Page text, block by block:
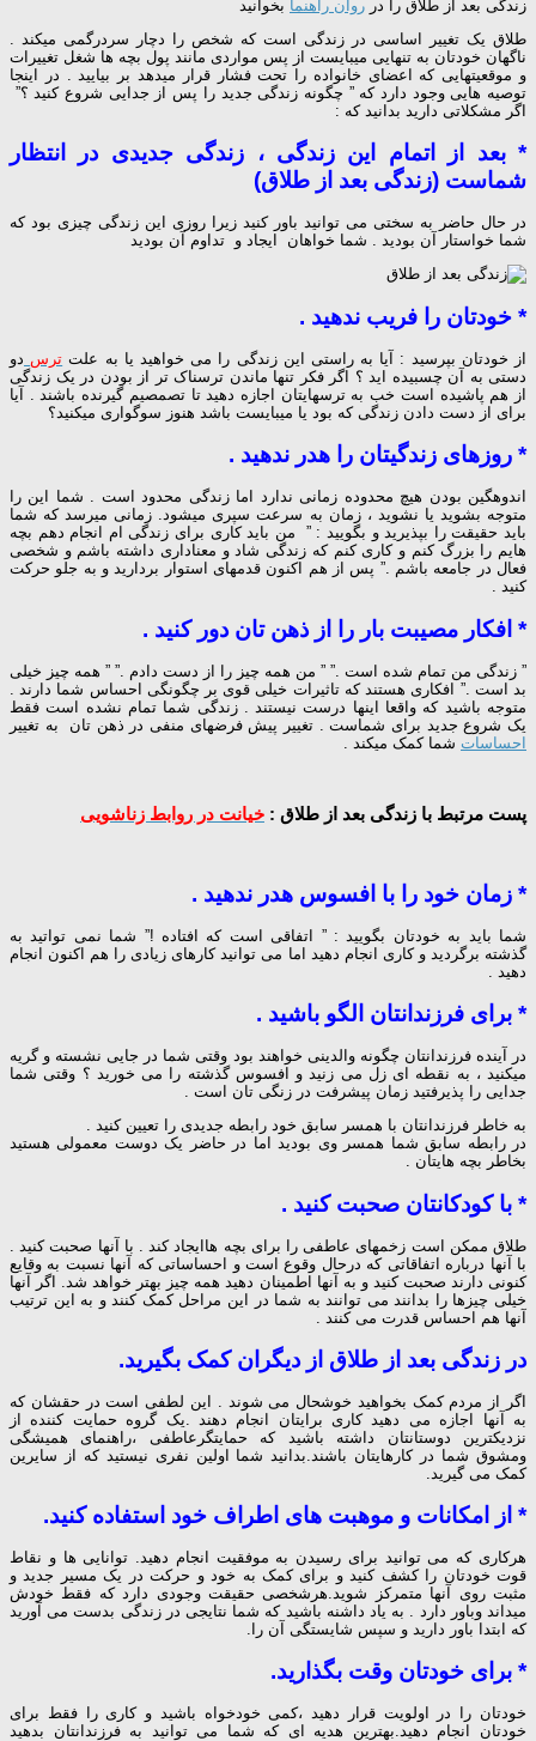
زندگی بعد از طلاق را در روان راهنما بخوانید
طلاق یک تغییر اساسی در زندگی است که شخص را دچار سردرگمی میکند .
ناگهان خودتان به تنهایی میبایست از پس مواردی مانند پول بچه ها شغل تغییرات
و موقعیتهایی که اعضای خانواده را تحت فشار قرار میدهد بر بیایید . در اینجا
توصیه هایی وجود دارد که ” چگونه زندگی جدید را پس از جدایی شروع کنید ؟”
اگر مشکلاتی دارید بدانید که :
* بعد از اتمام این زندگی ، زندگی جدیدی در انتظار
شماست (زندگی بعد از طلاق)
در حال حاضر به سختی می توانید باور کنید زیرا روزی این زندگی چیزی بود که
شما خواستار آن بودید . شما خواهان ایجاد و تداوم آن بودید
* خودتان را فریب ندهید .
از خودتان بپرسید : آیا به راستی این زندگی را می خواهید یا به علت ترس دو
دستی به آن چسبیده اید ؟ اگر فکر تنها ماندن ترسناک تر از بودن در یک زندگی
از هم پاشیده است خب به ترسهایتان اجازه دهید تا تصمصیم گیرنده باشند . آیا
برای از دست دادن زندگی که بود یا میبایست باشد هنوز سوگواری میکنید؟
* روزهای زندگیتان را هدر ندهید .
اندوهگین بودن هیچ محدوده زمانی ندارد اما زندگی محدود است . شما این را
متوجه بشوید یا نشوید ، زمان به سرعت سپری میشود. زمانی میرسد که شما
باید حقیقت را بپذیرید و بگویید : ” من باید کاری برای زندگی ام انجام دهم بچه
هایم را بزرگ کنم و کاری کنم که زندگی شاد و معناداری داشته باشم و شخصی
فعال در جامعه باشم .” پس از هم اکنون قدمهای استوار بردارید و به جلو حرکت
کنید .
* افکار مصیبت بار را از ذهن تان دور کنید .
” زندگی من تمام شده است .” ” من همه چیز را از دست دادم .” ” همه چیز خیلی
بد است .” افکاری هستند که تاثیرات خیلی قوی بر چگونگی احساس شما دارند .
متوجه باشید که واقعا اینها درست نیستند . زندگی شما تمام نشده است فقط
یک شروع جدید برای شماست . تغییر پیش فرضهای منفی در ذهن تان به تغییر
احساسات شما کمک میکند .
پست مرتبط با زندگی بعد از طلاق : خیانت در روابط زناشویی
* زمان خود را با افسوس هدر ندهید .
شما باید به خودتان بگویید : ” اتفاقی است که افتاده !” شما نمی تواتید به
گذشته برگردید و کاری انجام دهید اما می توانید کارهای زیادی را هم اکنون انجام
دهید .
* برای فرزندانتان الگو باشید .
در آینده فرزندانتان چگونه والدینی خواهند بود وقتی شما در جایی نشسته و گریه
میکنید ، به نقطه ای زل می زنید و افسوس گذشته را می خورید ؟ وقتی شما
جدایی را پذیرفتید زمان پیشرفت در زنگی تان است .
به خاطر فرزندانتان با همسر سابق خود رابطه جدیدی را تعیین کنید .
در رابطه سابق شما همسر وی بودید اما در حاضر یک دوست معمولی هستید
بخاطر بچه هایتان .
* با کودکانتان صحبت کنید .
طلاق ممکن است زخمهای عاطفی را برای بچه هاایجاد کند . با آنها صحبت کنید .
با آنها درباره اتفاقاتی که درحال وقوع است و احساساتی که آنها نسبت به وقایع
کنونی دارند صحبت کنید و به آنها اطمینان دهید همه چیز بهتر خواهد شد. اگر آنها
خیلی چیزها را بدانند می توانند به شما در این مراحل کمک کنند و به این ترتیب
آنها هم احساس قدرت می کنند .
در زندگی بعد از طلاق از دیگران کمک بگیرید.
اگر از مردم کمک بخواهید خوشحال می شوند . این لطفی است در حقشان که
به آنها اجازه می دهید کاری برایتان انجام دهند .یک گروه حمایت کننده از
نزدیکترین دوستانتان داشته باشید که حمایتگرعاطفی ،راهنمای همیشگی
ومشوق شما در کارهایتان باشند.بدانید شما اولین نفری نیستید که از سایرین
کمک می گیرید.
* از امکانات و موهبت های اطراف خود استفاده کنید.
هرکاری که می توانید برای رسیدن به موفقیت انجام دهید. توانایی ها و نقاط
قوت خودتان را کشف کنید و برای کمک به خود و حرکت در یک مسیر جدید و
مثبت روی آنها متمرکز شوید.هرشخصی حقیقت وجودی دارد که فقط خودش
میداند وباور دارد . به یاد داشنه باشید که شما نتایجی در زندگی بدست می آورید
که ابتدا باور دارید و سپس شایستگی آن را.
* برای خودتان وقت بگذارید.
خودتان را در اولویت قرار دهید ،کمی خودخواه باشید و کاری را فقط برای
خودتان انجام دهید.بهترین هدیه ای که شما می توانید به فرزندانتان بدهید